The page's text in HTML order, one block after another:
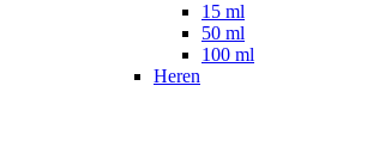
15 ml
50 ml
100 ml
Heren